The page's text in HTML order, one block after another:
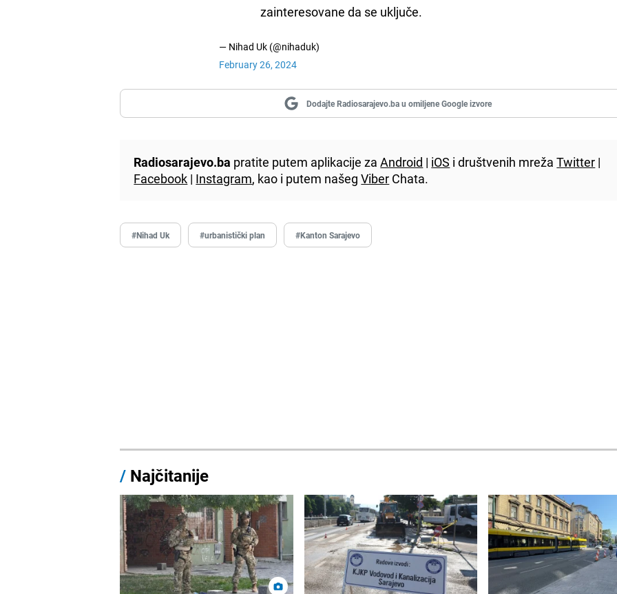
zainteresovane da se uključe.
— Nihad Uk (@nihaduk)
February 26, 2024
Dodajte Radiosarajevo.ba u omiljene Google izvore
Radiosarajevo.ba pratite putem aplikacije zaAndroid | iOS i društvenih mrežaTwitter |
Facebook | Instagram, kao i putem našegViber Chata.
#Nihad Uk #urbanistički plan #Kanton Sarajevo
/ Najčitanije